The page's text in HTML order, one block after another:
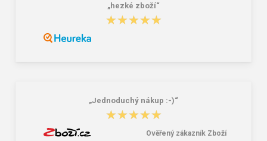
Nákupní skládací taška Dielle BS-3-
249,00 Kč
„hezké zboží“
★★★★★
★★★★★
„Jednoduchý nákup :-)“
★★★★★
★★★★★
Ověřený zákazník Zboží